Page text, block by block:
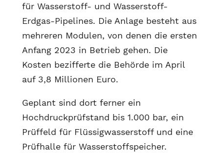
für Wasserstoff- und Wasserstoff-
Erdgas-Pipelines. Die Anlage besteht aus
mehreren Modulen, von denen die ersten
Anfang 2023 in Betrieb gehen. Die
Kosten bezifferte die Behörde im April
auf 3,8 Millionen Euro.
Geplant sind dort ferner ein
Hochdruckprüfstand bis 1.000 bar, ein
Prüffeld für Flüssigwasserstoff und eine
Prüfhalle für Wasserstoffspeicher.